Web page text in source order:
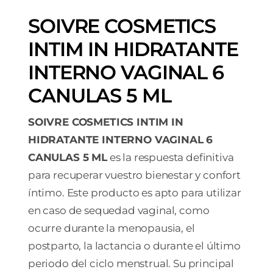
SOIVRE COSMETICS
INTIM IN HIDRATANTE
INTERNO VAGINAL 6
CANULAS 5 ML
SOIVRE COSMETICS INTIM IN
HIDRATANTE INTERNO VAGINAL 6
CANULAS 5 MLes la respuesta definitiva
para recuperar vuestro bienestar y confort
íntimo. Este producto es apto para utilizar
en caso de sequedad vaginal, como
ocurre durante la menopausia, el
postparto, la lactancia o durante el último
periodo del ciclo menstrual. Su principal